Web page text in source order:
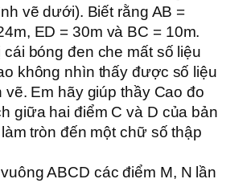
vẽ dưới). Biết rằng AB =
ED = 30m và BC = 10m.
bóng đen che mất số liệu
không nhìn thấy được số liệu
vẽ. Em hãy giúp thầy Cao đo
giữa hai điểm C và D của bản
tròn đến một chữ số thập
ABCD các điểm M, N lần